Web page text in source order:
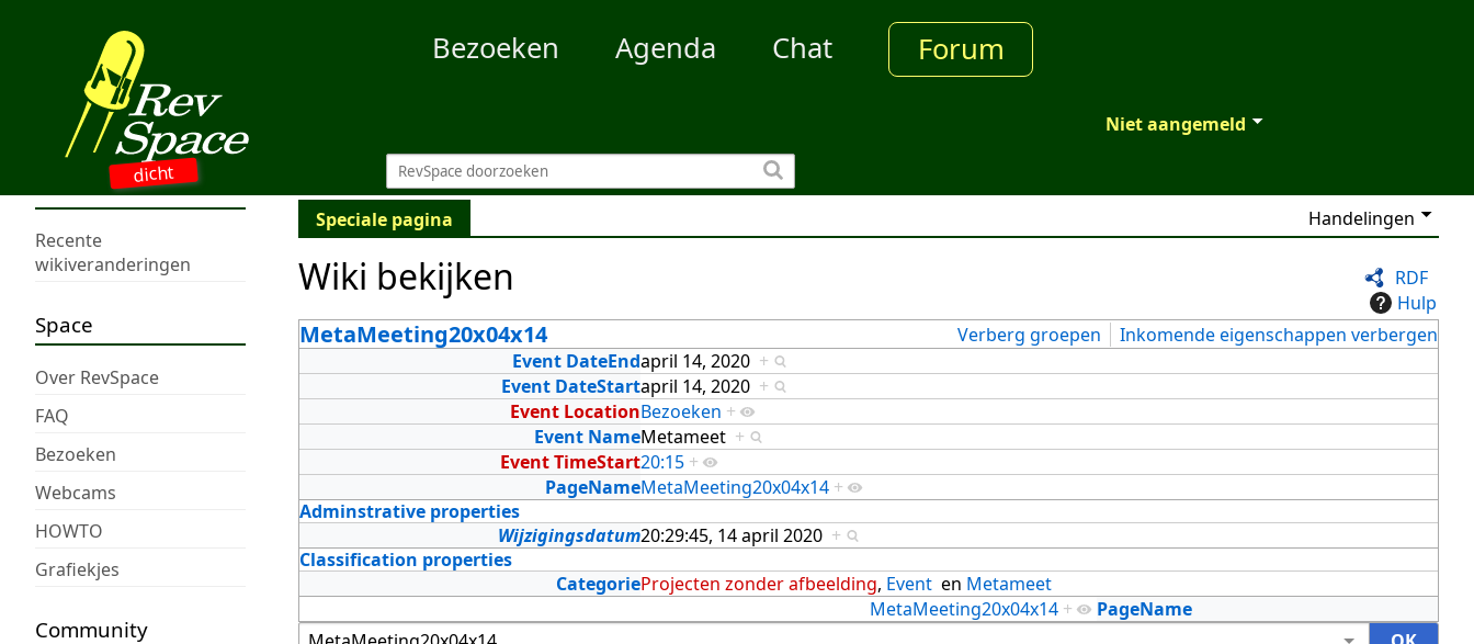
dicht
Bezoeken Agenda Chat Forum
Niet aangemeld
Recente
wikiveranderingen
Space
Over RevSpace
FAQ
Bezoeken
Webcams
HOWTO
Grafiekjes
Community
Speciale pagina Handelingen
RDF
Hulp
Wiki bekijken
MetaMeeting20x04x14 Verberg groepen
Inkomende eigenschappen verbergen
Event DateEndapril 14, 2020 +
Event DateStartapril 14, 2020 +
Event LocationBezoeken +
Event NameMetameet +
Event TimeStart20:15 +
PageNameMetaMeeting20x04x14 +
Adminstrative properties
Wijzigingsdatum20:29:45, 14 april 2020 +
Classification properties
CategorieProjecten zonder afbeelding, Event en Metameet
PageName
MetaMeeting20x04x14 +